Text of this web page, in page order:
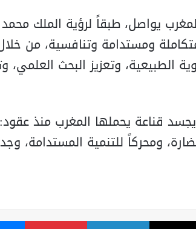
يواصل، طبقاً لرؤية الملك
ومستدامة وتنافسية، من خلال
الطبيعية، وتعزيز البحث
يجسد قناعة يحملها المغرب منذ
ومحركاً للتنمية المستدامة،
‫X لينكدإن بينتيريست